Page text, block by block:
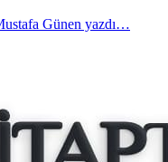
Günen yazdı…